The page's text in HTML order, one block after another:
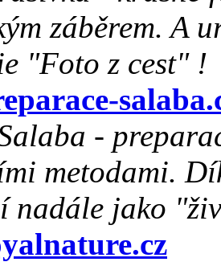
záběrem. A
"Foto z cest" !
-
metodami.
nadále jako